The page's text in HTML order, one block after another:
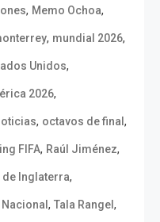
, Memo Ochoa,
, mundial 2026,
Unidos,
2026,
, octavos de final ,
FIFA, Raúl Jiménez,
Inglaterra,
, Tala Rangel ,